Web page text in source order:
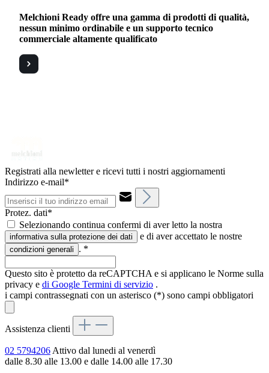
Melchioni Ready offre una gamma di prodotti di qualità,
nessun minimo ordinabile e un supporto tecnico
commerciale altamente qualificato
Registrati alla newletter e ricevi tutti i nostri aggiornamenti
Indirizzo e-mail*
Protez. dati*
Selezionando continua confermi di aver letto la nostra
informativa sulla protezione dei dati e di aver accettato le nostre
condizioni generali . *
Questo sito è protetto da reCAPTCHA e si applicano le Norme sulla
privacy e di Google Termini di servizio .
i campi contrassegnati con un asterisco (*) sono campi obbligatori
Assistenza clienti
02 5794206Attivo dal lunedi al venerdì
dalle 8.30 alle 13.00 e dalle 14.00 alle 17.30